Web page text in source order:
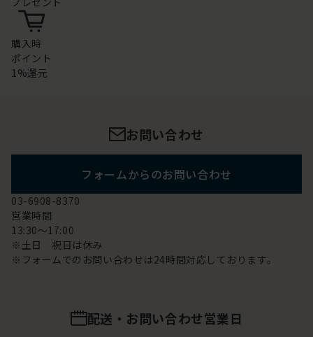
購入時
ポイント
1%還元
お問い合わせ
フォームからのお問い合わせ
03-6908-8370
営業時間
13:30～17:00
※土日 祝日は休み
※フォームでのお問い合わせは24時間対応しております。
配送・お問い合わせ営業日